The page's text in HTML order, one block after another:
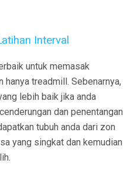
Interval
untuk memasak
hanya treadmill. Sebenarnya,
lebih baik jika anda
dan penentangan
tubuh anda dari zon
yang singkat dan kemudian